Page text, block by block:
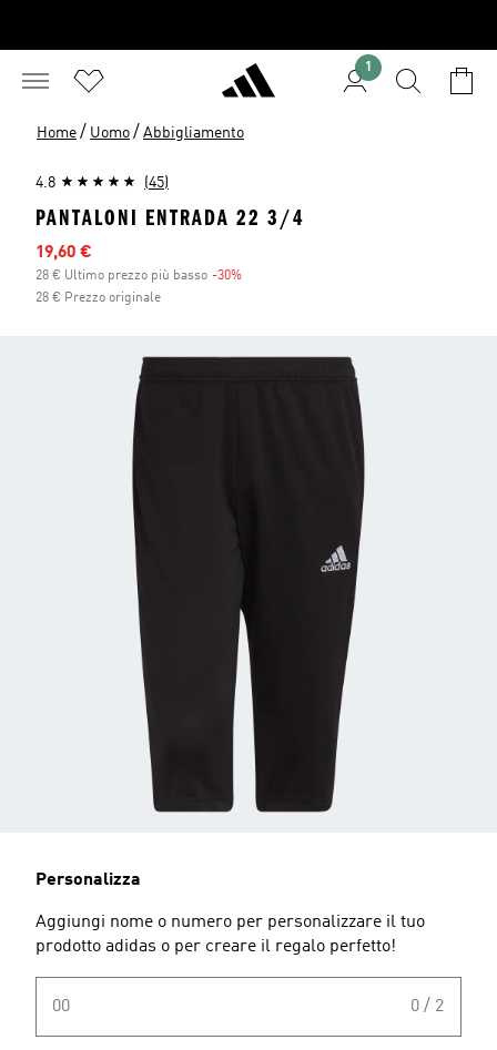
1
Home / Uomo / Abbigliamento
4.8 (45)
PANTALONI ENTRADA 22 3/4
Prezzo scontato
19,60 €
28 € Ultimo prezzo più basso -30%
28 € Prezzo originale
Personalizza
Aggiungi nome o numero per personalizzare il tuo
prodotto adidas o per creare il regalo perfetto!
00 0 / 2